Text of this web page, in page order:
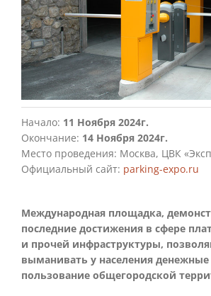
Начало: 11 Ноября 2024г.
Окончание: 14 Ноября 2024г.
Место проведения: Москва, ЦВК
Официальный сайт: parking-expo.ru
Международная площадка,
последние достижения в сфере
и прочей инфраструктуры,
выманивать у населения денежные
пользование общегородской